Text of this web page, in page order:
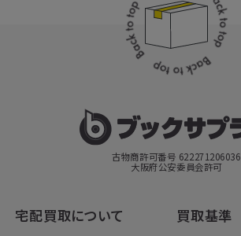
古物商許可番号 622271206036
大阪府公安委員会許可
宅配買取について 買取基準